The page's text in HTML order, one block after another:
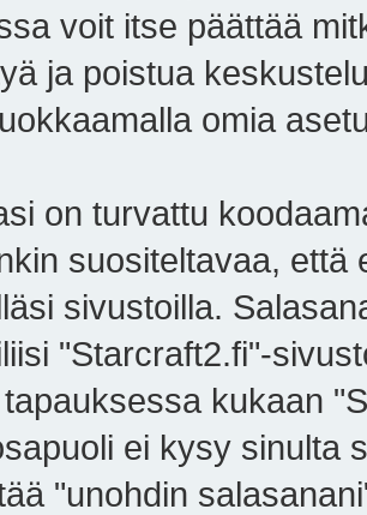
voit itse päättää
ja poistua
omia
on turvattu
suositeltavaa,
sivustoilla.
"Starcraft2.fi"-
kukaan
ei kysy sinulta
"unohdin